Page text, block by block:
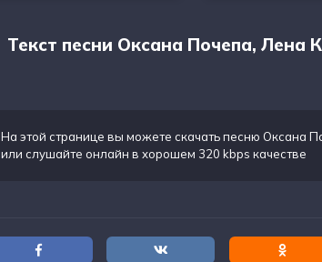
Текст песни Оксана Почепа, Лена
На этой странице вы можете скачать песню Оксана
или слушайте онлайн в хорошем 320 kbps качестве